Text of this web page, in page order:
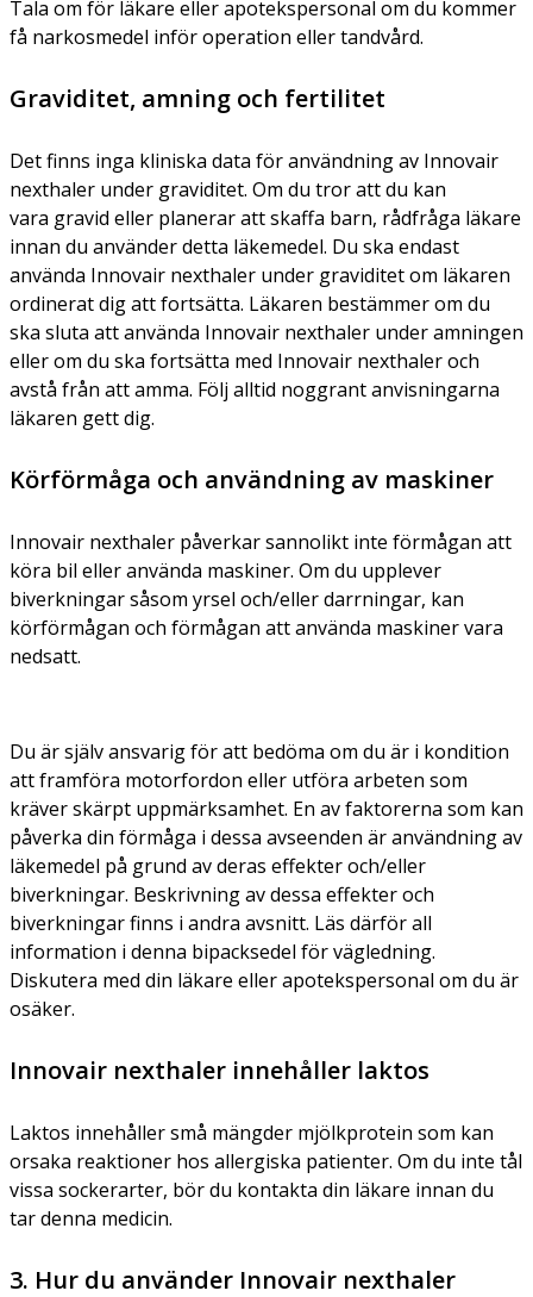
Tala om för läkare eller apotekspersonal om du kommer
få narkosmedel inför operation eller tandvård.
Graviditet, amning och fertilitet
Det finns inga kliniska data för användning av Innovair
nexthaler under graviditet. Om du tror att du kan
vara gravid eller planerar att skaffa barn, rådfråga läkare
innan du använder detta läkemedel. Du ska endast
använda Innovair nexthaler under graviditet om läkaren
ordinerat dig att fortsätta. Läkaren bestämmer om du
ska sluta att använda Innovair nexthaler under amningen
eller om du ska fortsätta med Innovair nexthaler och
avstå från att amma. Följ alltid noggrant anvisningarna
läkaren gett dig.
Körförmåga och användning av maskiner
Innovair nexthaler påverkar sannolikt inte förmågan att
köra bil eller använda maskiner. Om du upplever
biverkningar såsom yrsel och/eller darrningar, kan
körförmågan och förmågan att använda maskiner vara
nedsatt.
Du är själv ansvarig för att bedöma om du är i kondition
att framföra motorfordon eller utföra arbeten som
kräver skärpt uppmärksamhet. En av faktorerna som kan
påverka din förmåga i dessa avseenden är användning av
läkemedel på grund av deras effekter och/eller
biverkningar. Beskrivning av dessa effekter och
biverkningar finns i andra avsnitt. Läs därför all
information i denna bipacksedel för vägledning.
Diskutera med din läkare eller apotekspersonal om du är
osäker.
Innovair nexthaler innehåller laktos
Laktos innehåller små mängder mjölkprotein som kan
orsaka reaktioner hos allergiska patienter. Om du inte tål
vissa sockerarter, bör du kontakta din läkare innan du
tar denna medicin.
3. Hur du använder Innovair nexthaler